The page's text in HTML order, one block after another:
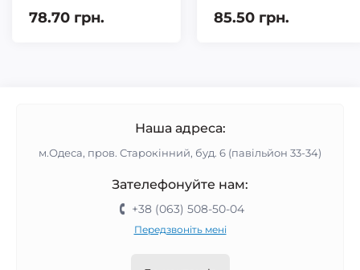
78.70 грн. 85.50 грн.
Наша адреса:
м.Одеса, пров. Старокінний, буд. 6 (павільйон 33-34)
Зателефонуйте нам:
+38 (063) 508-50-04
Передзвоніть мені